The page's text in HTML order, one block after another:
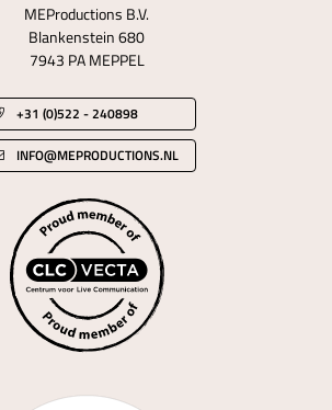
MEProductions B.V.
Blankenstein 680
7943 PA MEPPEL
+31 (0)522 - 240898
INFO@MEPRODUCTIONS.NL